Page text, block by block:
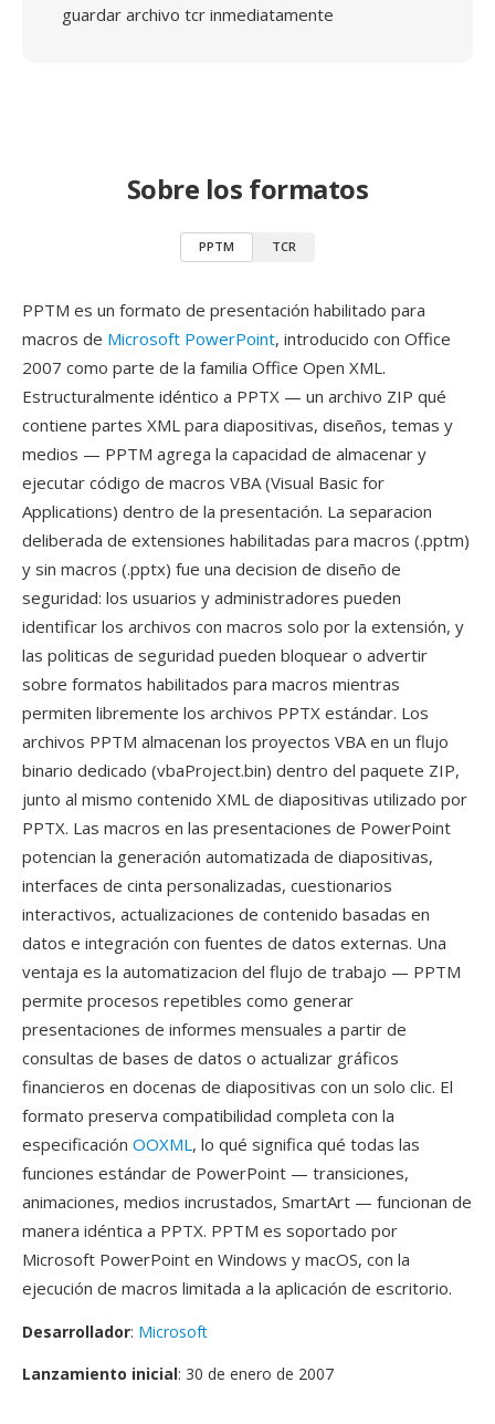
guardar archivo tcr inmediatamente
Sobre los formatos
PPTM TCR
PPTM es un formato de presentación habilitado para
macros de Microsoft PowerPoint, introducido con Office
2007 como parte de la familia Office Open XML.
Estructuralmente idéntico a PPTX — un archivo ZIP qué
contiene partes XML para diapositivas, diseños, temas y
medios — PPTM agrega la capacidad de almacenar y
ejecutar código de macros VBA (Visual Basic for
Applications) dentro de la presentación. La separacion
deliberada de extensiones habilitadas para macros (.pptm)
y sin macros (.pptx) fue una decision de diseño de
seguridad: los usuarios y administradores pueden
identificar los archivos con macros solo por la extensión, y
las politicas de seguridad pueden bloquear o advertir
sobre formatos habilitados para macros mientras
permiten libremente los archivos PPTX estándar. Los
archivos PPTM almacenan los proyectos VBA en un flujo
binario dedicado (vbaProject.bin) dentro del paquete ZIP,
junto al mismo contenido XML de diapositivas utilizado por
PPTX. Las macros en las presentaciones de PowerPoint
potencian la generación automatizada de diapositivas,
interfaces de cinta personalizadas, cuestionarios
interactivos, actualizaciones de contenido basadas en
datos e integración con fuentes de datos externas. Una
ventaja es la automatizacion del flujo de trabajo — PPTM
permite procesos repetibles como generar
presentaciones de informes mensuales a partir de
consultas de bases de datos o actualizar gráficos
financieros en docenas de diapositivas con un solo clic. El
formato preserva compatibilidad completa con la
especificación OOXML, lo qué significa qué todas las
funciones estándar de PowerPoint — transiciones,
animaciones, medios incrustados, SmartArt — funcionan de
manera idéntica a PPTX. PPTM es soportado por
Microsoft PowerPoint en Windows y macOS, con la
ejecución de macros limitada a la aplicación de escritorio.
Desarrollador: Microsoft
Lanzamiento inicial: 30 de enero de 2007